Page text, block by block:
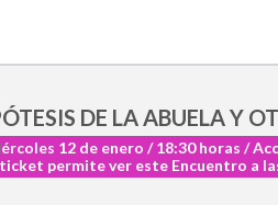
DE LA ABUELA Y
12 de enero / 18:30 horas /
permite ver este Encuentro a